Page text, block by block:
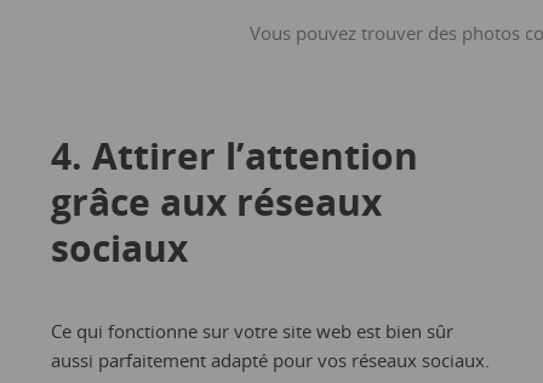
Vous pouvez trouver des photos
4. Attirer l’attention
grâce aux réseaux
sociaux
Ce qui fonctionne sur votre site web est bien sûr
aussi parfaitement adapté pour vos réseaux sociaux.